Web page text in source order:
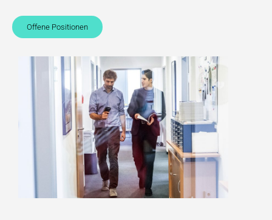
Offene Positionen